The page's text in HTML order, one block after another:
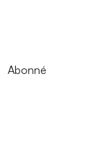
Abonné